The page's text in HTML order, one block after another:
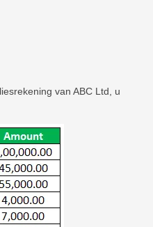
van ABC Ltd, u